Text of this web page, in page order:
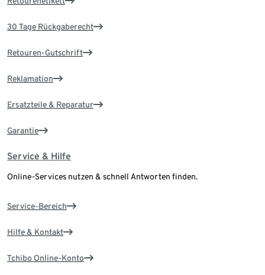
30 Tage Rückgaberecht
Retouren-Gutschrift
Reklamation
Ersatzteile & Reparatur
Garantie
Service & Hilfe
Online-Services nutzen & schnell Antworten finden.
Service-Bereich
Hilfe & Kontakt
Tchibo Online-Konto